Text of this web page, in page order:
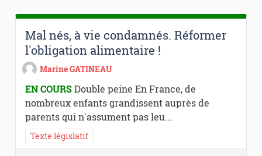
Mal nés, à vie condamnés. Réformer
l'obligation alimentaire !
Marine GATINEAU
EN COURSDouble peine En France, de
nombreux enfants grandissent auprès de
parents qui n'assument pas leu...
Texte législatif